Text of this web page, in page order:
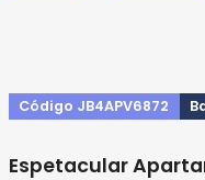
Código JB4APV6872
Espetacular